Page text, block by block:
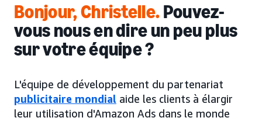
Bonjour, Christelle.Pouvez-
vous nous en dire un peu plus
sur votre équipe ?
L'équipe de développement du partenariat
publicitaire mondial aide les clients à élargir
leur utilisation d'Amazon Ads dans le monde